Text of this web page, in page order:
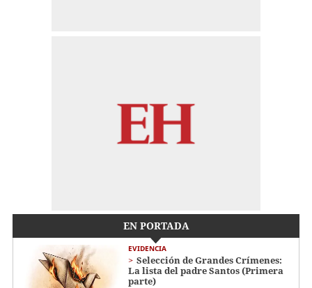
EN PORTADA
EVIDENCIA
Selección de Grandes Crímenes:
La lista del padre Santos (Primera
parte)